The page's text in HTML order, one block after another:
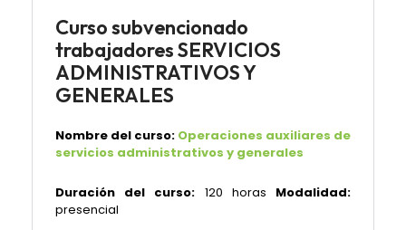
Curso subvencionado
trabajadores SERVICIOS
ADMINISTRATIVOS Y
GENERALES
Nombre del curso: Operaciones auxiliares de
servicios administrativos y generales
Duración del curso: 120 horas Modalidad:
presencial